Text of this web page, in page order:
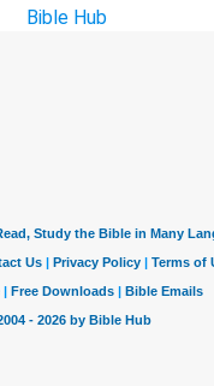
Bible Hub